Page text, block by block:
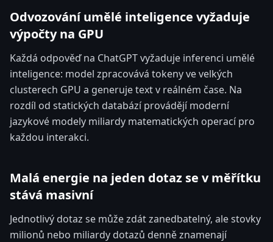
Odvozování umělé inteligence vyžaduje
výpočty na GPU
Každá odpověď na ChatGPT vyžaduje inferenci umělé
inteligence: model zpracovává tokeny ve velkých
clusterech GPU a generuje text v reálném čase. Na
rozdíl od statických databází provádějí moderní
jazykové modely miliardy matematických operací pro
každou interakci.
Malá energie na jeden dotaz se v měřítku
stává masivní
Jednotlivý dotaz se může zdát zanedbatelný, ale stovky
milionů nebo miliardy dotazů denně znamenají